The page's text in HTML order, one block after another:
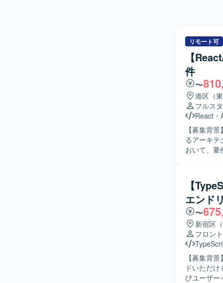
リモート可
【
件
〜
港区（
フルス
React ・
【募集背
るアーキテクト
おいて、要
術提案などを主導してい
トエンド
ります。
改善をリードしてい
ンフラま
を主導で
しつつ、運用
ンドは
基盤には
管理を行
【
エンド
〜
新宿区
フロン
【募集背
ドいただけるエン
びユーザー